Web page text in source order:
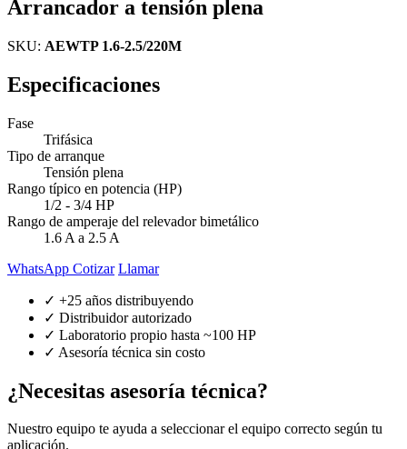
Arrancador a tensión plena
SKU: AEWTP 1.6-2.5/220M
Especificaciones
Fase
Trifásica
Tipo de arranque
Tensión plena
Rango típico en potencia (HP)
1/2 - 3/4 HP
Rango de amperaje del relevador bimetálico
1.6 A a 2.5 A
WhatsApp Cotizar Llamar
✓ +25 años distribuyendo
✓ Distribuidor autorizado
✓ Laboratorio propio hasta ~100 HP
✓ Asesoría técnica sin costo
¿Necesitas asesoría técnica?
Nuestro equipo te ayuda a seleccionar el equipo correcto según tu
aplicación.